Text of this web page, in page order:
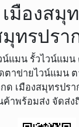
มืองสมุ
ทรปรา
น์แมน รั้วไวน์แม
ตาข่ายไวน์แมน
ด เมืองสมุทรปร
ค้าพร้อมส่ง จัดส่ง